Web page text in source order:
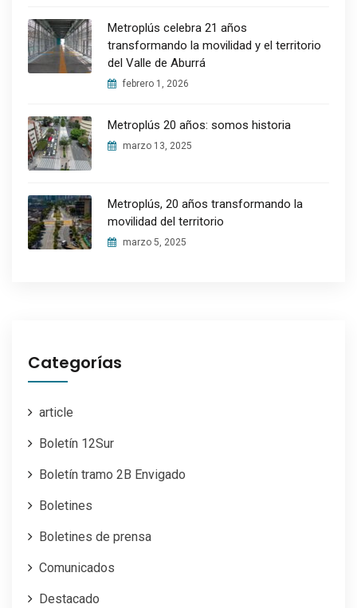
Metroplús celebra 21 años
transformando la movilidad y el territorio
del Valle de Aburrá
febrero 1, 2026
Metroplús 20 años: somos historia
marzo 13, 2025
Metroplús, 20 años transformando la
movilidad del territorio
marzo 5, 2025
Categorías
article
Boletín 12Sur
Boletín tramo 2B Envigado
Boletines
Boletines de prensa
Comunicados
Destacado